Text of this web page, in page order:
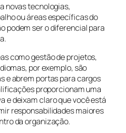
novas tecnologias,
ou áreas específicas do
podem ser o diferencial para
como gestão de projetos,
por exemplo, são
e abrem portas para cargos
proporcionam uma
e deixam claro que você está
responsabilidades maiores
da organização.